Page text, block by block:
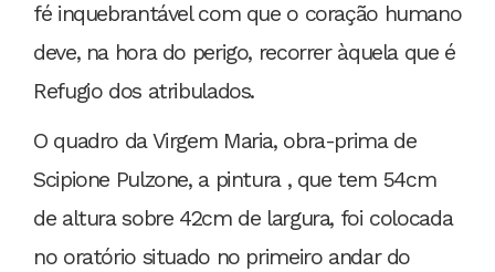
fé inquebrantável com que o coração humano
deve, na hora do perigo, recorrer àquela que é
Refugio dos atribulados.
O quadro da Virgem Maria, obra-prima de
Scipione Pulzone, a pintura , que tem 54cm
de altura sobre 42cm de largura, foi colocada
no oratório situado no primeiro andar do